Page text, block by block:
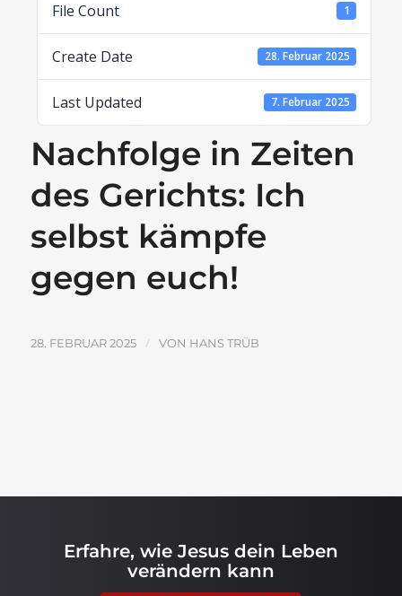
File Count 1
Create Date 28. Februar 2025
Last Updated 7. Februar 2025
Nachfolge in Zeiten
des Gerichts: Ich
selbst kämpfe
gegen euch!
28. FEBRUAR 2025 / VON HANS TRÜB
Erfahre, wie Jesus dein Leben
verändern kann